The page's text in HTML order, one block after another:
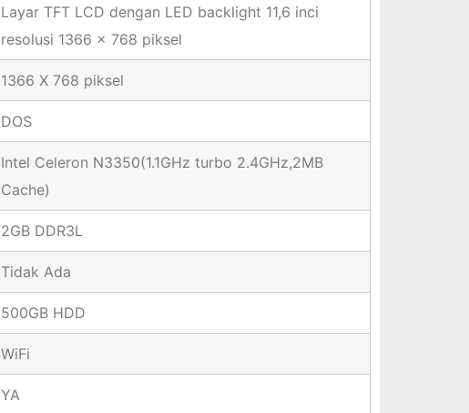
Layar TFT LCD dengan LED backlight 11,6 inci
resolusi 1366 x 768 piksel
1366 X 768 piksel
DOS
Intel Celeron N3350(1.1GHz turbo 2.4GHz,2MB
Cache)
2GB DDR3L
Tidak Ada
500GB HDD
WiFi
YA